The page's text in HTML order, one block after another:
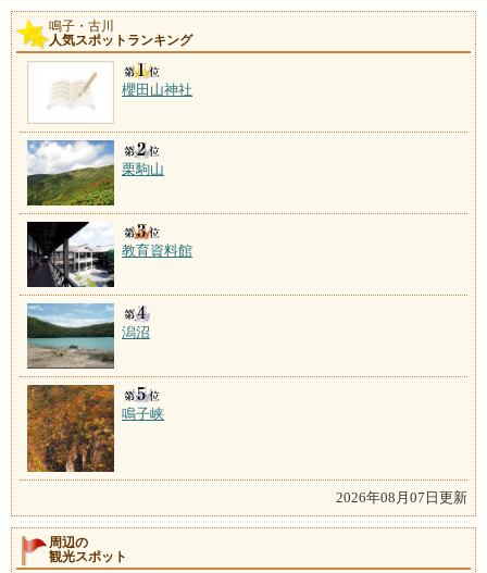
鳴子・古川
人気スポットランキング
櫻田山神社
栗駒山
教育資料館
潟沼
鳴子峡
2026年08月07日更新
周辺の
観光スポット